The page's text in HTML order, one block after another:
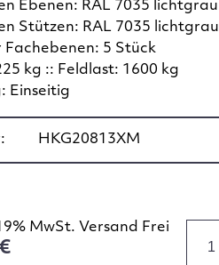
Ebenen: RAL 7035 lichtgrau
Stützen: RAL 7035 lichtgrau
Fachebenen: 5 Stück
kg :: Feldlast: 1600 kg
Einseitig
HKG20813XM
MwSt. Versand Frei